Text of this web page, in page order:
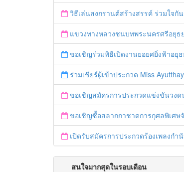
วิธีเล่นสงกรานต์สร้างสรรค์ ร่วมใจกั
แขวงทางหลวงชนบทพระนครศรีอยุธยา "ร่วมรณรงค์ ขับช้า เปิดไฟหน้า คาดเข็มขัด" เทศ
ขอเชิญร่วมพิธีเปิดงานยอยศยิ่งฟ้าอยุธย
ร่วมเชียร์ผู้เข้าประกวด Miss Ayutthaya ในวันที่ 15
ขอเชิญสมัครการประกวดแข่งขันวงดนตรี Ayutthaya
ขอเชิญซื้อสลากกาชาดการกุศลพิเศษจังหวัดพระนครศรี
เปิดรับสมัครการประกวดร้องเพลงกำนัน ผู้ใ
สนใจมากสุดในรอบเดือน